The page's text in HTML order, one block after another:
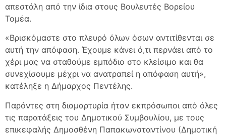
απεστάλη από την ίδια στους Βουλευτές Βορείου
Τομέα.
«Βρισκόμαστε στο πλευρό όλων όσων αντιτίθενται σε
αυτή την απόφαση. Έχουμε κάνει ό,τι περνάει από το
χέρι μας να σταθούμε εμπόδιο στο κλείσιμο και θα
συνεχίσουμε μέχρι να ανατραπεί η απόφαση αυτή»,
κατέληξε η Δήμαρχος Πεντέλης.
Παρόντες στη διαμαρτυρία ήταν εκπρόσωποι από όλες
τις παρατάξεις του Δημοτικού Συμβουλίου, με τους
επικεφαλής Δημοσθένη Παπακωνσταντίνου (Δημοτική